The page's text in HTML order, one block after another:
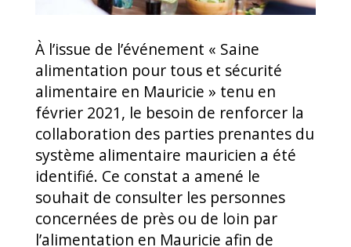
À l’issue de l’événement « Saine
alimentation pour tous et sécurité
alimentaire en Mauricie » tenu en
février 2021, le besoin de renforcer la
collaboration des parties prenantes du
système alimentaire mauricien a été
identifié. Ce constat a amené le
souhait de consulter les personnes
concernées de près ou de loin par
l’alimentation en Mauricie afin de